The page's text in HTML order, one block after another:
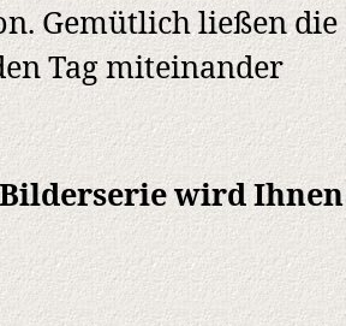
Gemütlich ließen die
Tag miteinander
wird Ihnen